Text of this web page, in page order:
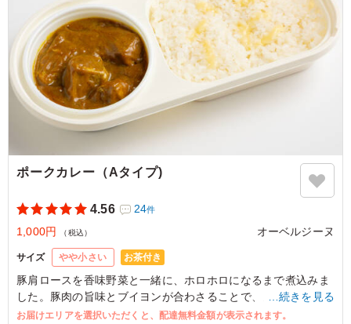
す。 また頼みます。
ご利用シーン： ロケ・撮影 ›ロケ
東京都大田区南雪谷2026/05/14
ポークカレー（Aタイプ)
4.56 24件
1,000円 （税込） オーベルジーヌ
サイズ やや小さい お茶付き
豚肩ロースを香味野菜と一緒に、ホロホロになるまで煮込みま
した。豚肉の旨味とブイヨンが合わさることで、カレーの魅力
を引き立てます。濃厚だけど後味さっぱり。女性にも人気の高
…続きを見る
お届けエリアを選択いただくと、配達無料金額が表示されます。